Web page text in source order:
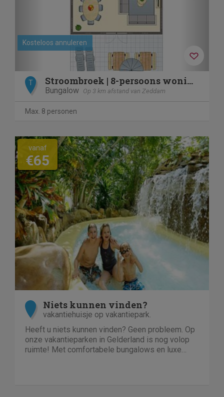
Kosteloos annuleren
T Stroombroek | 8-persoons woning | 8ELW
Bungalow Op 3 km afstand van Zeddam
Max. 8 personen
vanaf
€65
Niets kunnen vinden?
vakantiehuisje op vakantiepark.
Heeft u niets kunnen vinden? Geen probleem. Op
onze vakantieparken in Gelderland is nog volop
ruimte! Met comfortabele bungalows en luxe